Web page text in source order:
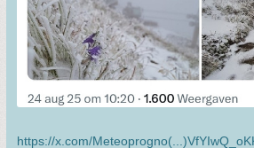
https://x.com/